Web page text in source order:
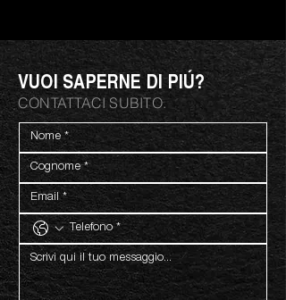
VUOI SAPERNE DI PIÚ?
CONTATTACI SUBITO.